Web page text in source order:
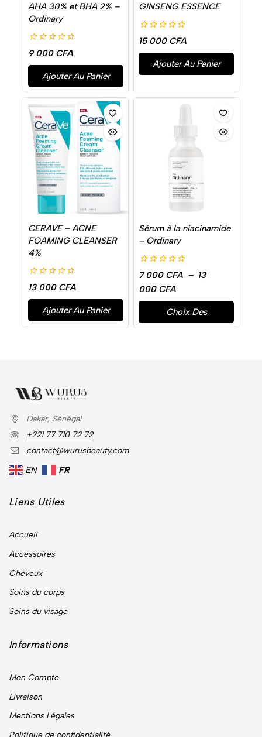
AHA 30% et BHA 2% –
Ordinary
0
de
5
9 000 CFA
Ajouter Au Panier
GINSENG ESSENCE
0
de
5
15 000 CFA
Ajouter Au Panier
CERAVE – ACNE
FOAMING CLEANSER
4%
0
de
5
13 000 CFA
Ajouter Au Panier
Sérum à la niacinamide
– Ordinary
0
de
5
7 000 CFA – 13
000 CFA
Choix Des
Options
Dakar, Sénégal
+221 77 710 72 72
contact@wurusbeauty.com
EN FR
Liens Utiles
Accueil
Accessoires
Cheveux
Soins du corps
Soins du visage
Informations
Mon Compte
Livraison
Mentions Légales